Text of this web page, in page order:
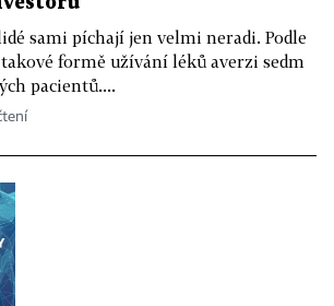
sami píchají jen velmi neradi. Podle
formě užívání léků averzi sedm
pacientů....